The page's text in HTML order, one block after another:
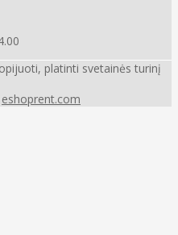
platinti svetainės turinį
eshoprent.com